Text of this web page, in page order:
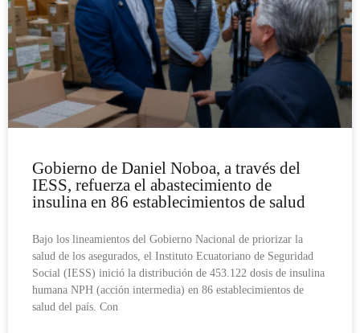
Gobierno de Daniel Noboa, a través del
IESS, refuerza el abastecimiento de
insulina en 86 establecimientos de salud
Bajo los lineamientos del Gobierno Nacional de priorizar la
salud de los asegurados, el Instituto Ecuatoriano de Seguridad
Social (IESS) inició la distribución de 453.122 dosis de insulina
humana NPH (acción intermedia) en 86 establecimientos de
salud del país. Con